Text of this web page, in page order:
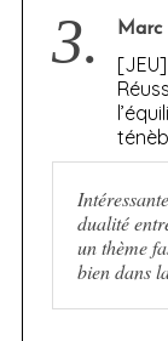
3. Marc
[JEU]
dualité
un thème
bien dans